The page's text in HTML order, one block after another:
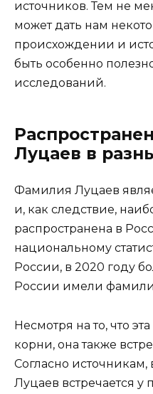
источников. Тем не
может дать нам
происхождении и
быть особенно
исследований.
Луцаев в
Фамилия Луцаев
и, как следствие,
распространена в
национальному
России, в 2020 году
России имели
Несмотря на то, что
корни, она также
Согласно
Луцаев встречается